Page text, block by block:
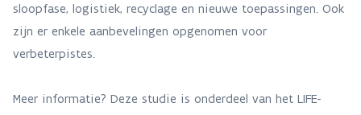
sloopfase, logistiek, recyclage en nieuwe toepassingen. Ook
zijn er enkele aanbevelingen opgenomen voor
verbeterpistes.
Meer informatie? Deze studie is onderdeel van het LIFE-